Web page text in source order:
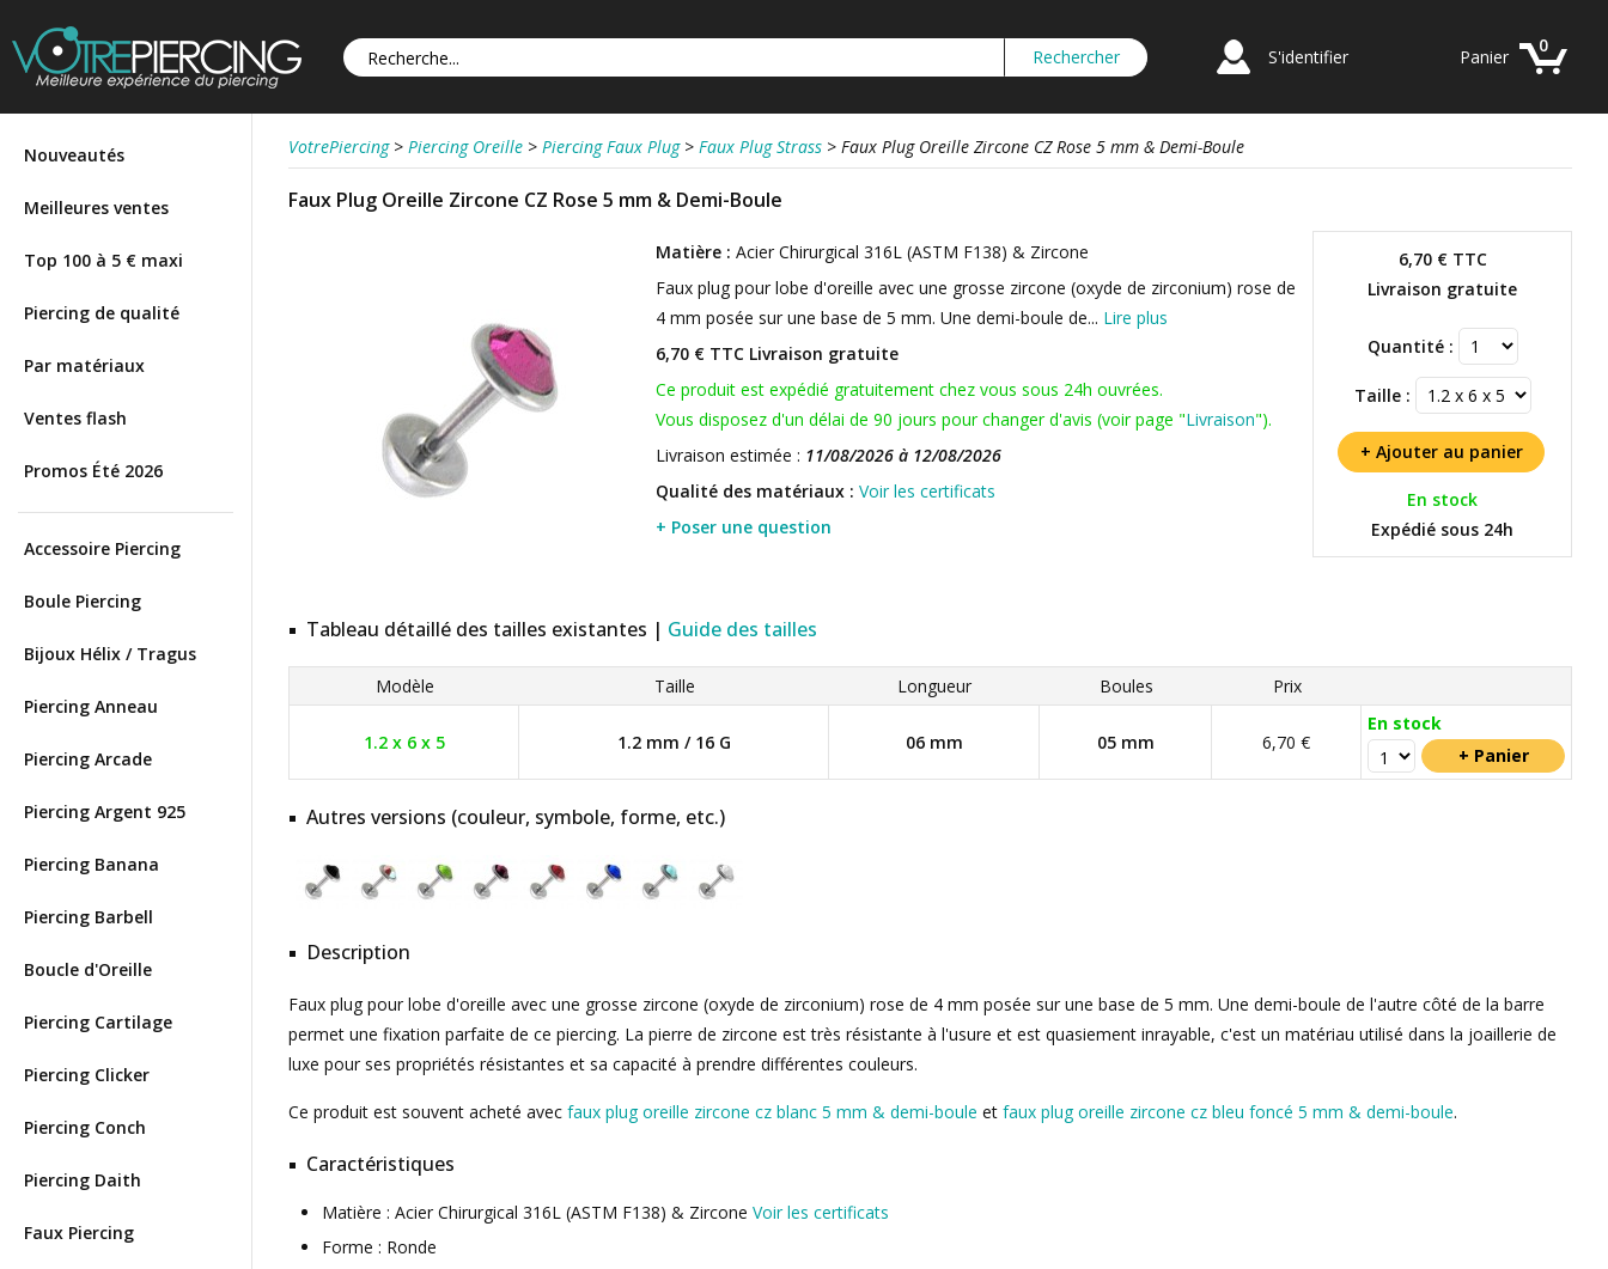
S'identifier
0
Panier
Nouveautés
Meilleures ventes
Top 100 à 5 € maxi
Piercing de qualité
Par matériaux
Ventes flash
Promos Été 2026
Accessoire Piercing
Boule Piercing
Bijoux Hélix / Tragus
Piercing Anneau
Piercing Arcade
Piercing Argent 925
Piercing Banana
Piercing Barbell
Boucle d'Oreille
Piercing Cartilage
Piercing Clicker
Piercing Conch
Piercing Daith
Faux Piercing
VotrePiercing > Piercing Oreille > Piercing Faux Plug > Faux Plug Strass > Faux Plug Oreille Zircone CZ Rose 5 mm & Demi-Boule
Faux Plug Oreille Zircone CZ Rose 5 mm & Demi-Boule
6,70 €TTC
Livraison gratuite
Quantité :
Taille :
En stock
Expédié sous 24h
Matière : Acier Chirurgical 316L (ASTM F138) & Zircone
Faux plug pour lobe d'oreille avec une grosse zircone (oxyde de zirconium) rose de
4 mm posée sur une base de 5 mm. Une demi-boule de... Lire plus
6,70 € TTC Livraison gratuite
Ce produit est expédié gratuitement chez vous sous 24h ouvrées.
Vous disposez d'un délai de 90 jours pour changer d'avis (voir page "Livraison").
Livraison estimée : 11/08/2026 à 12/08/2026
Qualité des matériaux : Voir les certificats
+ Poser une question
Tableau détaillé des tailles existantes | Guide des tailles
Modèle Taille Longueur Boules Prix
1.2 x 6 x 5 1.2 mm / 16 G 06 mm 05 mm 6,70 €
En stock
Autres versions (couleur, symbole, forme, etc.)
Description
Faux plug pour lobe d'oreille avec une grosse zircone (oxyde de zirconium) rose de 4 mm posée sur une base de 5 mm. Une demi-boule de l'autre côté de la barre
permet une fixation parfaite de ce piercing. La pierre de zircone est très résistante à l'usure et est quasiement inrayable, c'est un matériau utilisé dans la joaillerie de
luxe pour ses propriétés résistantes et sa capacité à prendre différentes couleurs.
Ce produit est souvent acheté avec faux plug oreille zircone cz blanc 5 mm & demi-boule et faux plug oreille zircone cz bleu foncé 5 mm & demi-boule.
Caractéristiques
Matière : Acier Chirurgical 316L (ASTM F138) & Zircone Voir les certificats
Forme : Ronde